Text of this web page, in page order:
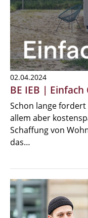
02.04.2024
BE IEB | Einfach
Schon lange
allem aber
Schaffung von
das…